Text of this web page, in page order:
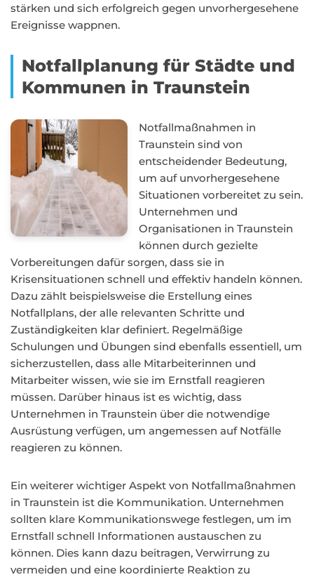
stärken und sich erfolgreich gegen unvorhergesehene
Ereignisse wappnen.
Notfallplanung für Städte und
Kommunen in Traunstein
Notfallmaßnahmen in
Traunstein sind von
entscheidender Bedeutung,
um auf unvorhergesehene
Situationen vorbereitet zu sein.
Unternehmen und
Organisationen in Traunstein
können durch gezielte
Vorbereitungen dafür sorgen, dass sie in
Krisensituationen schnell und effektiv handeln können.
Dazu zählt beispielsweise die Erstellung eines
Notfallplans, der alle relevanten Schritte und
Zuständigkeiten klar definiert. Regelmäßige
Schulungen und Übungen sind ebenfalls essentiell, um
sicherzustellen, dass alle Mitarbeiterinnen und
Mitarbeiter wissen, wie sie im Ernstfall reagieren
müssen. Darüber hinaus ist es wichtig, dass
Unternehmen in Traunstein über die notwendige
Ausrüstung verfügen, um angemessen auf Notfälle
reagieren zu können.
Ein weiterer wichtiger Aspekt von Notfallmaßnahmen
in Traunstein ist die Kommunikation. Unternehmen
sollten klare Kommunikationswege festlegen, um im
Ernstfall schnell Informationen austauschen zu
können. Dies kann dazu beitragen, Verwirrung zu
vermeiden und eine koordinierte Reaktion zu